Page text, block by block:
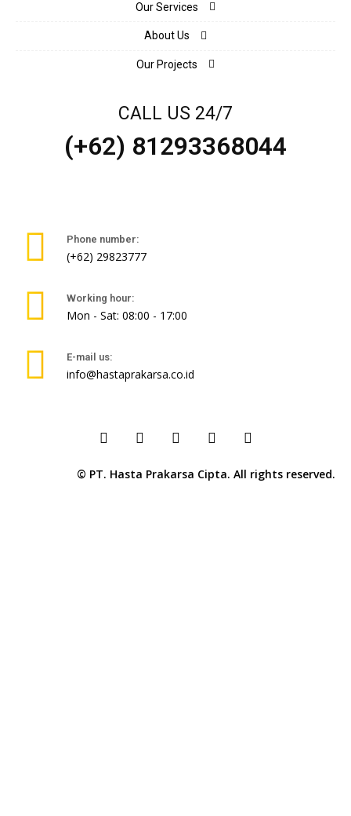
Our Services
About Us
Our Projects
CALL US 24/7
(+62) 81293368044
Phone number:
(+62) 29823777
Working hour:
Mon - Sat: 08:00 - 17:00
E-mail us:
info@hastaprakarsa.co.id
© PT. Hasta Prakarsa Cipta. All rights reserved.